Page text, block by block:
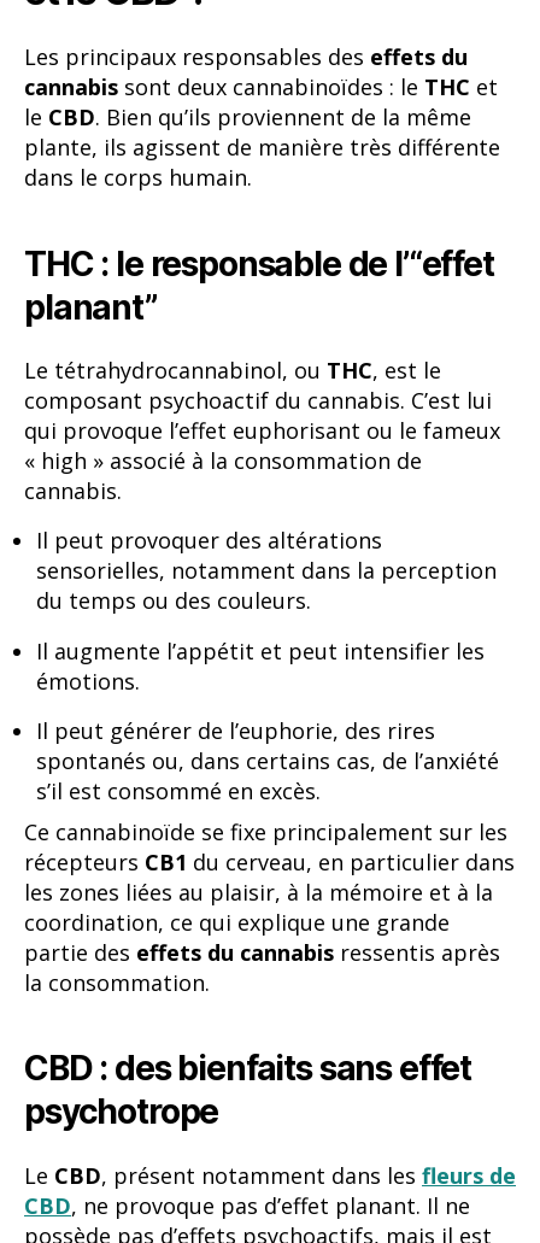
Les principaux responsables des effets du
cannabis sont deux cannabinoïdes : le THC et
le CBD. Bien qu’ils proviennent de la même
plante, ils agissent de manière très différente
dans le corps humain.
THC : le responsable de l’“effet
planant”
Le tétrahydrocannabinol, ou THC, est le
composant psychoactif du cannabis. C’est lui
qui provoque l’effet euphorisant ou le fameux
« high » associé à la consommation de
cannabis.
Il peut provoquer des altérations
sensorielles, notamment dans la perception
du temps ou des couleurs.
Il augmente l’appétit et peut intensifier les
émotions.
Il peut générer de l’euphorie, des rires
spontanés ou, dans certains cas, de l’anxiété
s’il est consommé en excès.
Ce cannabinoïde se fixe principalement sur les
récepteurs CB1 du cerveau, en particulier dans
les zones liées au plaisir, à la mémoire et à la
coordination, ce qui explique une grande
partie des effets du cannabis ressentis après
la consommation.
CBD : des bienfaits sans effet
psychotrope
Le CBD, présent notamment dans les fleurs de
CBD, ne provoque pas d’effet planant. Il ne
possède pas d’effets psychoactifs, mais il est